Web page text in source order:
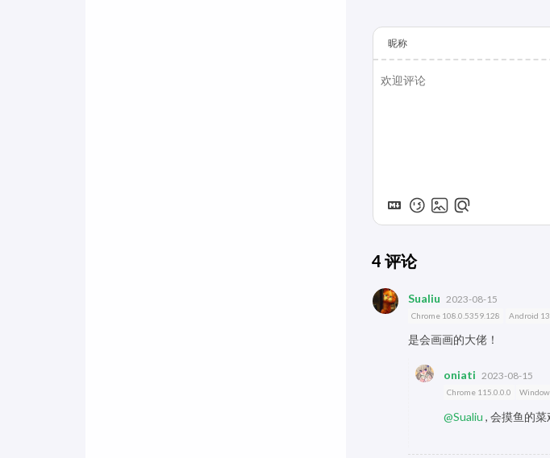
昵称
4 评论
Sualiu 2023-08-15
Chrome 108.0.5359.128 Android 13
是会画画的大佬！
oniati 2023-08-15
Chrome 115.0.0.0
@Sualiu , 会摸鱼的菜